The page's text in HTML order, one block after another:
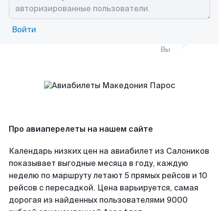
Войти
Вы
Про авиаперелеты на нашем сайте
Календарь низких цен на авиабилет из Салоников
показывает выгодные месяца в году, каждую
неделю по маршруту летают 5 прямых рейсов и 10
рейсов с пересадкой. Цена варьируется, самая
дорогая из найденных пользователями 9000